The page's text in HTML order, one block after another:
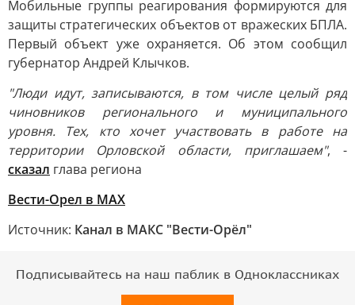
Мобильные группы реагирования формируются для
защиты стратегических объектов от вражеских БПЛА.
Первый объект уже охраняется. Об этом сообщил
губернатор Андрей Клычков.
"Люди идут, записываются, в том числе целый ряд
чиновников регионального и муниципального
уровня. Тех, кто хочет участвовать в работе на
территории Орловской области, приглашаем", -
сказал глава региона
Вести-Орел в МАХ
Источник: Канал в МАКС "Вести-Орёл"
Подписывайтесь на наш паблик в Одноклассниках